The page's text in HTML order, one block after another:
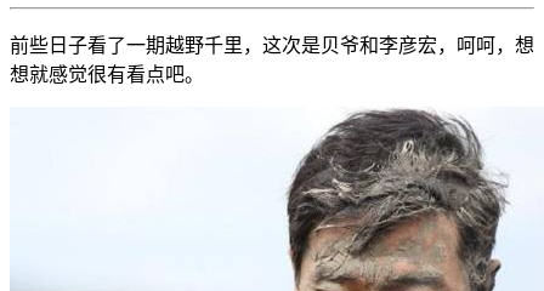
前些日子看了一期越野千里，这次是贝爷和李彦宏，呵呵，想
想就感觉很有看点吧。